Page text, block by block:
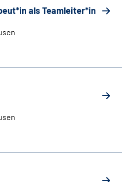
als Teamleiter*in